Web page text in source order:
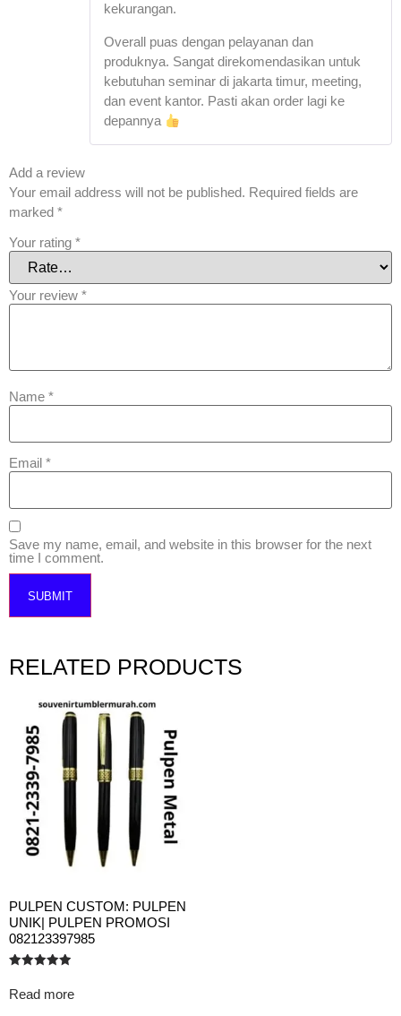
kekurangan.
Overall puas dengan pelayanan dan
produknya. Sangat direkomendasikan untuk
kebutuhan seminar di jakarta timur, meeting,
dan event kantor. Pasti akan order lagi ke
depannya
Add a review
Your email address will not be published. Required fields are
marked *
Your rating *
Your review *
Name *
Email *
Save my name, email, and website in this browser for the next
time I comment.
RELATED PRODUCTS
PULPEN CUSTOM: PULPEN
UNIK| PULPEN PROMOSI
082123397985
5.00
out of 5
Read more